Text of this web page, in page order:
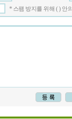
* 스팸 방지를 위해 ( ) 안